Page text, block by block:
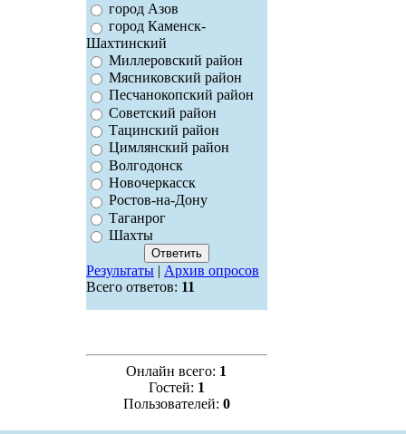
город Азов
город Каменск-
Шахтинский
Миллеровский район
Мясниковский район
Песчанокопский район
Советский район
Тацинский район
Цимлянский район
Волгодонск
Новочеркасск
Ростов-на-Дону
Таганрог
Шахты
Результаты| Архив опросов
Всего ответов: 11
Онлайн всего: 1
Гостей: 1
Пользователей: 0